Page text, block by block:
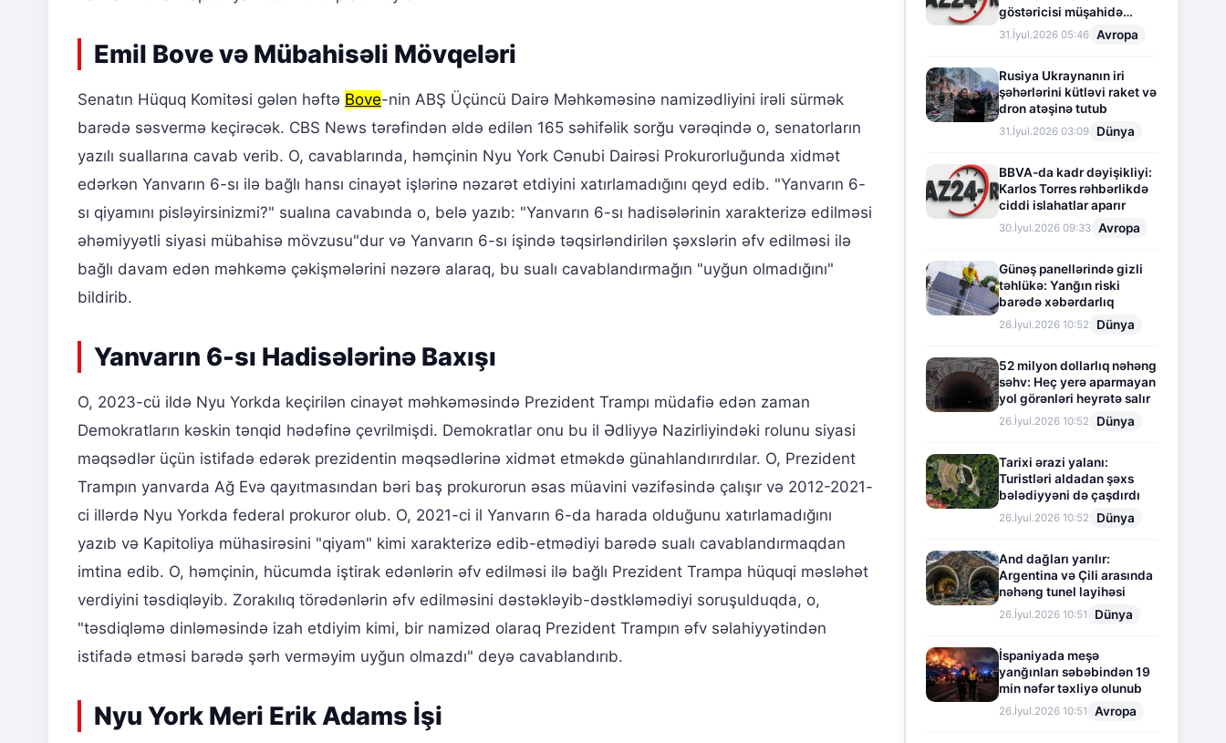
Emil Bove və Mübahisəli Mövqeləri
Senatın Hüquq Komitəsi gələn həftə Bove-nin ABŞ Üçüncü Dairə Məhkəməsinə namizədliyini irəli sürmək
barədə səsvermə keçirəcək. CBS News tərəfindən əldə edilən 165 səhifəlik sorğu vərəqində o, senatorların
yazılı suallarına cavab verib. O, cavablarında, həmçinin Nyu York Cənubi Dairəsi Prokurorluğunda xidmət
edərkən Yanvarın 6-sı ilə bağlı hansı cinayət işlərinə nəzarət etdiyini xatırlamadığını qeyd edib. "Yanvarın 6-
sı qiyamını pisləyirsinizmi?" sualına cavabında o, belə yazıb: "Yanvarın 6-sı hadisələrinin xarakterizə edilməsi
əhəmiyyətli siyasi mübahisə mövzusu"dur və Yanvarın 6-sı işində təqsirləndirilən şəxslərin əfv edilməsi ilə
bağlı davam edən məhkəmə çəkişmələrini nəzərə alaraq, bu sualı cavablandırmağın "uyğun olmadığını"
bildirib.
Yanvarın 6-sı Hadisələrinə Baxışı
O, 2023-cü ildə Nyu Yorkda keçirilən cinayət məhkəməsində Prezident Trampı müdafiə edən zaman
Demokratların kəskin tənqid hədəfinə çevrilmişdi. Demokratlar onu bu il Ədliyyə Nazirliyindəki rolunu siyasi
məqsədlər üçün istifadə edərək prezidentin məqsədlərinə xidmət etməkdə günahlandırırdılar. O, Prezident
Trampın yanvarda Ağ Evə qayıtmasından bəri baş prokurorun əsas müavini vəzifəsində çalışır və 2012-2021-
ci illərdə Nyu Yorkda federal prokuror olub. O, 2021-ci il Yanvarın 6-da harada olduğunu xatırlamadığını
yazıb və Kapitoliya mühasirəsini "qiyam" kimi xarakterizə edib-etmədiyi barədə sualı cavablandırmaqdan
imtina edib. O, həmçinin, hücumda iştirak edənlərin əfv edilməsi ilə bağlı Prezident Trampa hüquqi məsləhət
verdiyini təsdiqləyib. Zorakılıq törədənlərin əfv edilməsini dəstəkləyib-dəstkləmədiyi soruşulduqda, o,
"təsdiqləmə dinləməsində izah etdiyim kimi, bir namizəd olaraq Prezident Trampın əfv səlahiyyətindən
istifadə etməsi barədə şərh verməyim uyğun olmazdı" deyə cavablandırıb.
Nyu York Meri Erik Adams İşi
göstəricisi müşahidə
olunur
31.İyul.2026 05:46 Avropa
Rusiya Ukraynanın iri
şəhərlərini kütləvi raket və
dron atəşinə tutub
31.İyul.2026 03:09 Dünya
BBVA-da kadr dəyişikliyi:
Karlos Torres rəhbərlikdə
ciddi islahatlar aparır
30.İyul.2026 09:33 Avropa
Günəş panellərində gizli
təhlükə: Yanğın riski
barədə xəbərdarlıq
26.İyul.2026 10:52 Dünya
52 milyon dollarlıq nəhəng
səhv: Heç yerə aparmayan
yol görənləri heyrətə salır
26.İyul.2026 10:52 Dünya
Tarixi ərazi yalanı:
Turistləri aldadan şəxs
bələdiyyəni də çaşdırdı
26.İyul.2026 10:52 Dünya
And dağları yarılır:
Argentina və Çili arasında
nəhəng tunel layihəsi
26.İyul.2026 10:51 Dünya
İspaniyada meşə
yanğınları səbəbindən 19
min nəfər təxliyə olunub
26.İyul.2026 10:51 Avropa